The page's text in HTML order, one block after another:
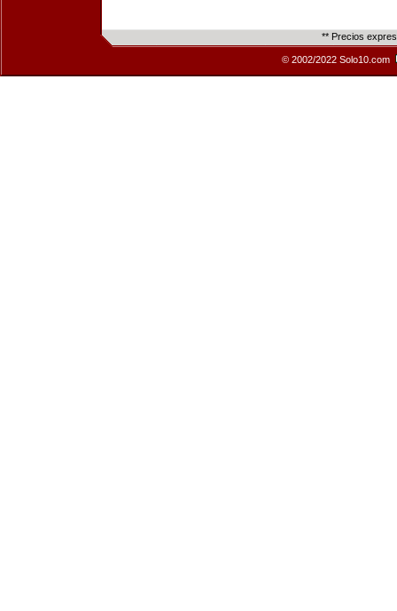
** Precios
© 2002/2022 Solo10.com